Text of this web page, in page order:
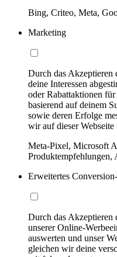
Bing, Criteo, Meta,
Marketing
Durch das Akzeptieren
deine Interessen
oder Rabattaktionen
basierend auf deinem
sowie deren Erfolge
wir auf dieser
Meta-Pixel, Microsoft
Produktempfehlungen,
Erweitertes
Durch das Akzeptieren
unserer Online-
auswerten und unser
gleichen wir deine